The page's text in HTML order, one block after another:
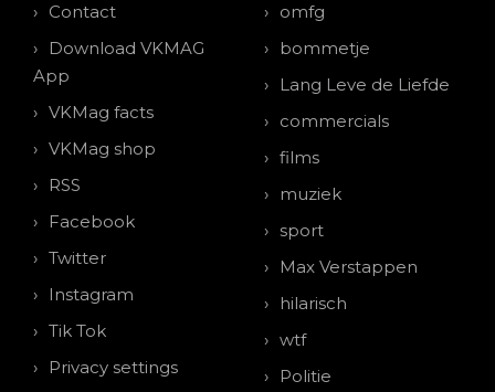
Contact
Download VKMAG
App
VKMag facts
VKMag shop
RSS
Facebook
Twitter
Instagram
Tik Tok
Privacy settings
omfg
bommetje
Lang Leve de Liefde
commercials
films
muziek
sport
Max Verstappen
hilarisch
wtf
Politie